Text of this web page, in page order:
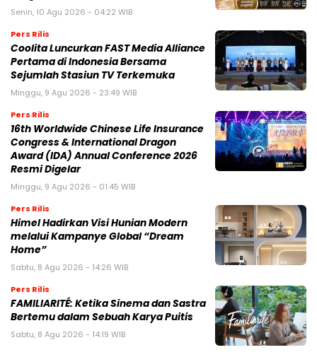
Senin, 10 Agu 2026 - 04:22 WIB
Pers Rilis
Coolita Luncurkan FAST Media Alliance
Pertama di Indonesia Bersama
Sejumlah Stasiun TV Terkemuka
Minggu, 9 Agu 2026 - 23:49 WIB
Pers Rilis
16th Worldwide Chinese Life Insurance
Congress & International Dragon
Award (IDA) Annual Conference 2026
Resmi Digelar
Minggu, 9 Agu 2026 - 01:45 WIB
Pers Rilis
Himel Hadirkan Visi Hunian Modern
melalui Kampanye Global “Dream
Home”
Sabtu, 8 Agu 2026 - 14:26 WIB
Pers Rilis
FAMILIARITÉ: Ketika Sinema dan Sastra
Bertemu dalam Sebuah Karya Puitis
Sabtu, 8 Agu 2026 - 14:19 WIB